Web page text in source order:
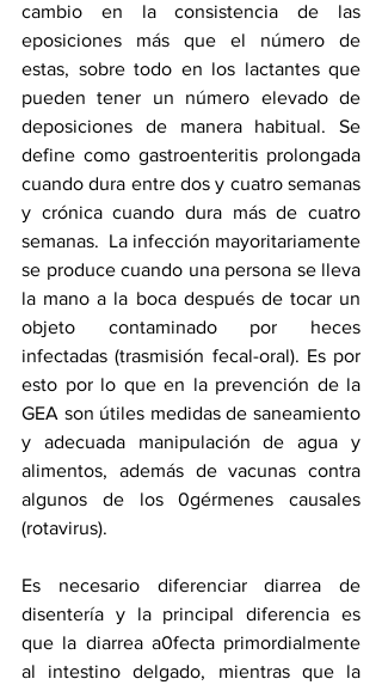
cambio en la consistencia de las
eposiciones más que el número de
estas, sobre todo en los lactantes que
pueden tener un número elevado de
deposiciones de manera habitual. Se
define como gastroenteritis prolongada
cuando dura entre dos y cuatro semanas
y crónica cuando dura más de cuatro
semanas.  La infección mayoritariamente
se produce cuando una persona se lleva
la mano a la boca después de tocar un
objeto contaminado por heces
infectadas (trasmisión fecal-oral). Es por
esto por lo que en la prevención de la
GEA son útiles medidas de saneamiento
y adecuada manipulación de agua y
alimentos, además de vacunas contra
algunos de los 0gérmenes causales
(rotavirus).
Es necesario diferenciar diarrea de
disentería y la principal diferencia es
que la diarrea a0fecta primordialmente
al intestino delgado, mientras que la